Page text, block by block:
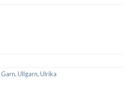
Garn,Ullgarn,Ulrika